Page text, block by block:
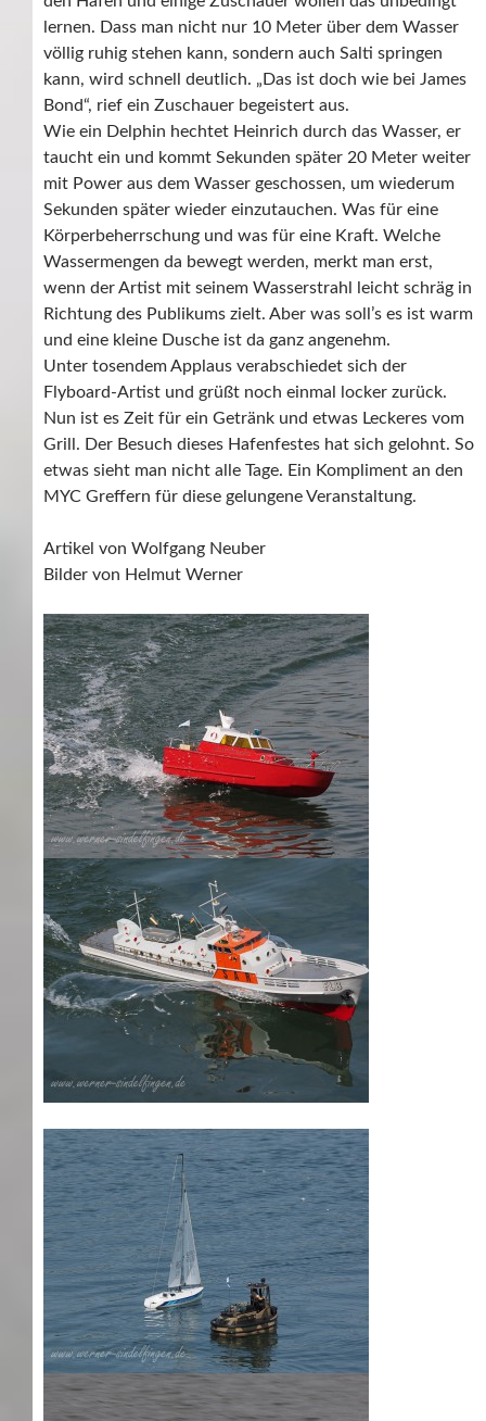
lernen. Dass man nicht nur 10 Meter über dem Wasser
völlig ruhig stehen kann, sondern auch Salti springen
kann, wird schnell deutlich. „Das ist doch wie bei James
Bond“, rief ein Zuschauer begeistert aus.
Wie ein Delphin hechtet Heinrich durch das Wasser, er
taucht ein und kommt Sekunden später 20 Meter weiter
mit Power aus dem Wasser geschossen, um wiederum
Sekunden später wieder einzutauchen. Was für eine
Körperbeherrschung und was für eine Kraft. Welche
Wassermengen da bewegt werden, merkt man erst,
wenn der Artist mit seinem Wasserstrahl leicht schräg in
Richtung des Publikums zielt. Aber was soll’s es ist warm
und eine kleine Dusche ist da ganz angenehm.
Unter tosendem Applaus verabschiedet sich der
Flyboard-Artist und grüßt noch einmal locker zurück.
Nun ist es Zeit für ein Getränk und etwas Leckeres vom
Grill. Der Besuch dieses Hafenfestes hat sich gelohnt. So
etwas sieht man nicht alle Tage. Ein Kompliment an den
MYC Greffern für diese gelungene Veranstaltung.
Artikel von Wolfgang Neuber
Bilder von Helmut Werner